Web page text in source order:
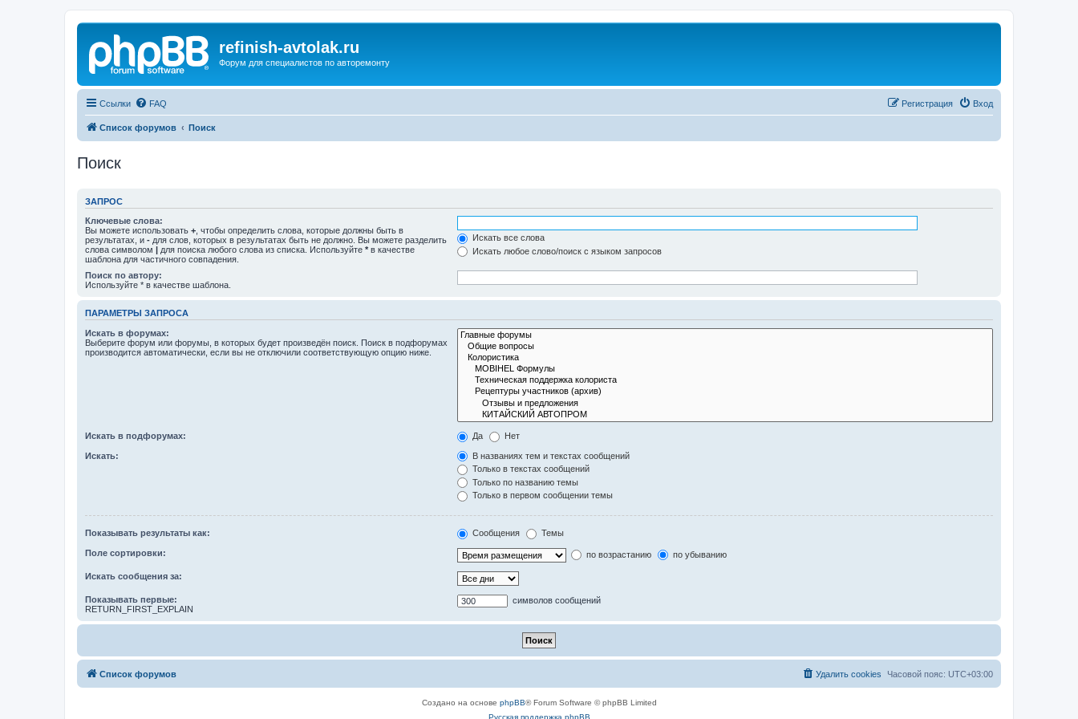
refinish-avtolak.ru
Форум для специалистов по авторемонту
Ссылки FAQ Вход
Регистрация
Список форумов Поиск
Поиск
ЗАПРОС
Ключевые слова:
Вы можете использовать + , чтобы определить слова, которые должны быть в
результатах, и - для слов, которых в результатах быть не должно. Вы можете разделить
слова символом | для поиска любого слова из списка. Используйте * в качестве
шаблона для частичного совпадения.
Искать все слова
Искать любое слово/поиск с языком запросов
Поиск по автору:
Используйте * в качестве шаблона.
ПАРАМЕТРЫ ЗАПРОСА
Искать в форумах:
Выберите форум или форумы, в которых будет произведён поиск. Поиск в подфорумах
производится автоматически, если вы не отключили соответствующую опцию ниже.
Искать в подфорумах: Да Нет
Искать:
В названиях тем и текстах сообщений
Только в текстах сообщений
Только по названию темы
Только в первом сообщении темы
Показывать результаты как: Сообщения Темы
Поле сортировки: по возрастанию по убыванию
Искать сообщения за:
Показывать первые:
RETURN_FIRST_EXPLAIN
символов сообщений
Список форумов Часовой пояс: UTC+03:00
Удалить cookies
Создано на основе phpBB® Forum Software © phpBB Limited
Русская поддержка phpBB